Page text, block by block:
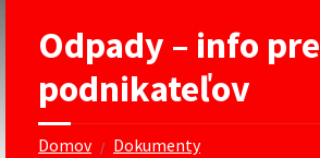
Odpady – info pre
podnikateľov
Domov / Dokumenty